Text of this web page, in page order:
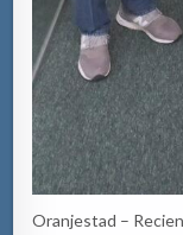
Oranjestad –